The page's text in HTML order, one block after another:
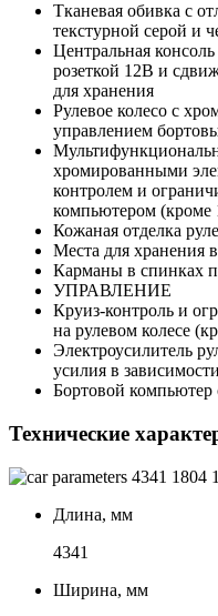
Тканевая обивка с
текстурной серой и
Центральная
розеткой 12В и
для хранения
Рулевое колесо с
управлением
хромированными
контролем и
компьютером (кроме
Кожаная отделка
Места для хранения
Карманы в спинках
УПРАВЛЕНИЕ
Круиз-контроль и
на рулевом колесе
Электроусилитель
усилия в
Бортовой
Технические
4341 1804
Длина, мм
4341
Ширина, мм